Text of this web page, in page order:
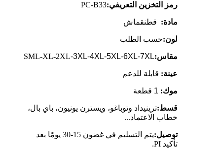
رمز التخزين التعريفي:PC-B33
مادة: قطنقماش
لون:حسب الطلب
مقاس: SML-XL-2XL-3XL-4XL-5XL-6XL-7XL
عينة: قابلة للدعم
موك: 1 قطعة
قسط:ترينيداد وتوباغو، ويسترن يونيون، باي بال،
خطاب الاعتماد...
توصيل:
يتم التسليم في غضون 15-30 يومًا بعد
تأكيد PI.